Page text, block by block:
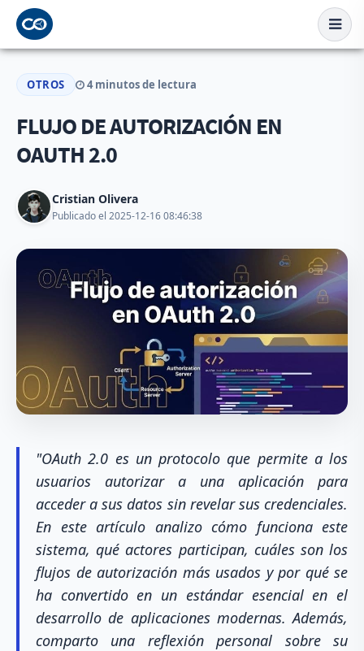
OTROS 4 minutos de lectura
FLUJO DE AUTORIZACIÓN EN
OAUTH 2.0
Cristian Olivera
Publicado el 2025-12-16 08:46:38
"OAuth 2.0 es un protocolo que permite a los
usuarios autorizar a una aplicación para
acceder a sus datos sin revelar sus credenciales.
En este artículo analizo cómo funciona este
sistema, qué actores participan, cuáles son los
flujos de autorización más usados y por qué se
ha convertido en un estándar esencial en el
desarrollo de aplicaciones modernas. Además,
comparto una reflexión personal sobre su